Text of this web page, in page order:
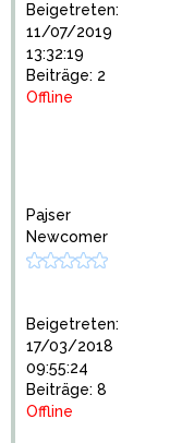
Beigetreten:
11/07/2019
13:32:19
Beiträge: 2
Offline
Pajser
Newcomer
Beigetreten:
17/03/2018
09:55:24
Beiträge: 8
Offline